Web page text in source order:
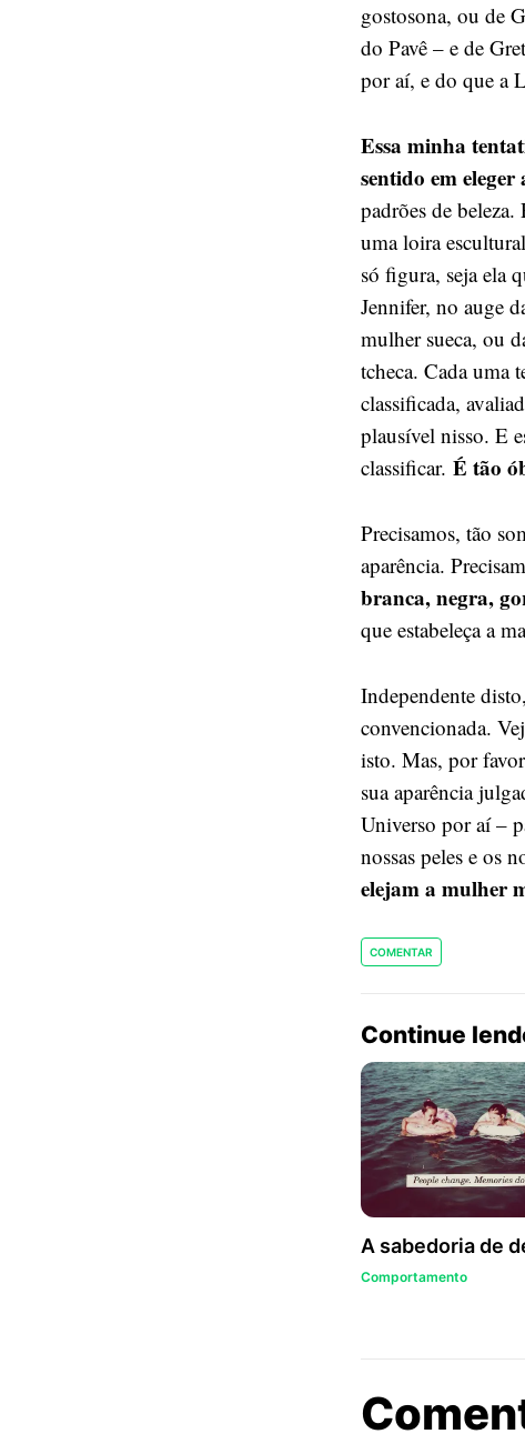
gostosona, ou de
do Pavê – e de
por aí, e do que a
Essa minha
sentido em
padrões de
uma loira
só figura, seja ela
Jennifer, no auge
mulher sueca, ou
tcheca. Cada uma
classificada,
plausível nisso. E
classificar. É tão
Precisamos, tão
aparência.
branca, negra,
que estabeleça a
Independente
convencionada.
isto. Mas, por
sua aparência
Universo por aí –
nossas peles e os
elejam a mulher
COMENTAR
Continue
A sabedoria de
Comportamento